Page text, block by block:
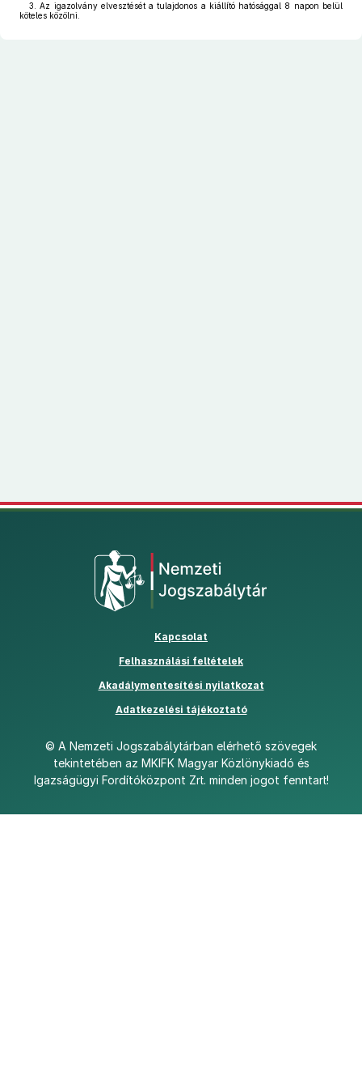
3. Az igazolvány elvesztését a tulajdonos a kiállító hatósággal 8 napon belül
köteles közölni.
Kapcsolat
Felhasználási feltételek
Akadálymentesítési nyilatkozatPDF
Adatkezelési tájékoztató
© A Nemzeti Jogszabálytárban elérhető szövegek
tekintetében az MKIFK Magyar Közlönykiadó és
Igazságügyi Fordítóközpont Zrt. minden jogot fenntart!